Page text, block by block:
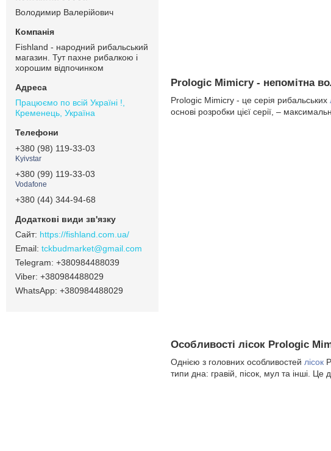
Prologic Mimicry - непомітна
Prologic Mimicry - це серія рибальських
основі розробки цієї серії, –
Особливості лісок Prologic
Однією з головних особливостей лісок
типи дна: гравій, пісок, мул та інші. Це
Володимир Валерійович
Fishland - народний рибальський
магазин. Тут пахне рибалкою і
хорошим відпочинком
Працюємо по всій Україні !,
Кременець, Україна
+380 (98) 119-33-03
Kyivstar
+380 (99) 119-33-03
Vodafone
+380 (44) 344-94-68
https://fishland.com.ua/
tckbudmarket@gmail.com
+380984488039
+380984488029
+380984488029